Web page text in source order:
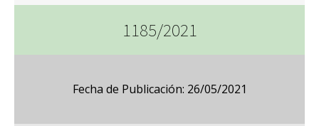
1185/2021
Fecha de Publicación: 26/05/2021